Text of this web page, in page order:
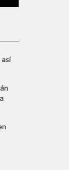
así